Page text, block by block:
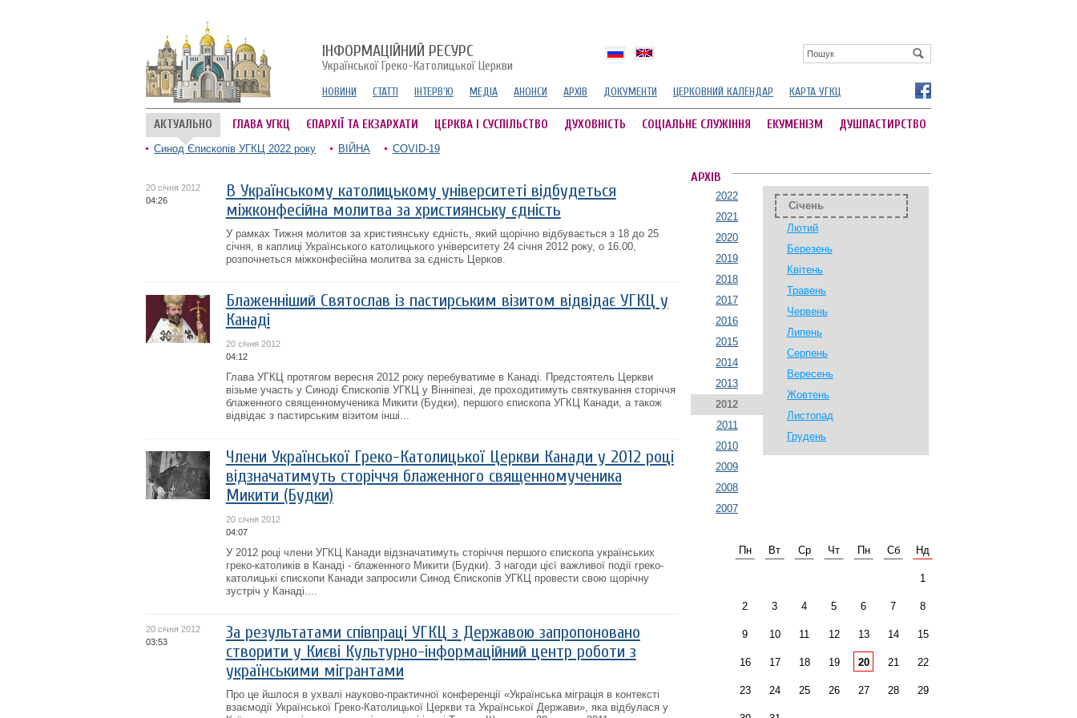
ІНФОРМАЦІЙНИЙ РЕСУРС
Української Греко-Католицької Церкви
НОВИНИ СТАТТІ ІНТЕРВ'Ю МЕДІА АНОНСИ АРХІВ ДОКУМЕНТИ ЦЕРКОВНИЙ КАЛЕНДАР КАРТА УГКЦ
АКТУАЛЬНО ГЛАВА УГКЦ ЄПАРХІЇ ТА ЕКЗАРХАТИ ЦЕРКВА І СУСПІЛЬСТВО ДУХОВНІСТЬ СОЦІАЛЬНЕ СЛУЖІННЯ ЕКУМЕНІЗМ ДУШПАСТИРСТВО
Синод Єпископів УГКЦ 2022 року ВІЙНА COVID-19
20 січня 2012
04:26
В Українському католицькому університеті відбудеться
міжконфесійна молитва за християнську єдність
У рамках Тижня молитов за християнську єдність, який щорічно відбувається з 18 до 25
січня, в каплиці Українського католицького університету 24 січня 2012 року, о 16.00,
розпочнеться міжконфесійна молитва за єдність Церков.
Блаженніший Святослав із пастирським візитом відвідає УГКЦ у
Канаді
20 січня 2012
04:12
Глава УГКЦ протягом вересня 2012 року перебуватиме в Канаді. Предстоятель Церкви
візьме участь у Синоді Єпископів УГКЦ у Вінніпезі, де проходитимуть святкування сторіччя
блаженного священномученика Микити (Будки), першого єпископа УГКЦ Канади, а також
відвідає з пастирським візитом інші...
Члени Української Греко-Католицької Церкви Канади у 2012 році
відзначатимуть сторіччя блаженного священномученика
Микити (Будки)
20 січня 2012
04:07
У 2012 році члени УГКЦ Канади відзначатимуть сторіччя першого єпископа українських
греко-католиків в Канаді - блаженного Микити (Будки). З нагоди цієї важливої події греко-
католицькі єпископи Канади запросили Синод Єпископів УГКЦ провести свою щорічну
зустріч у Канаді....
20 січня 2012
03:53
За результатами співпраці УГКЦ з Державою запропоновано
створити у Києві Культурно-інформаційний центр роботи з
українськими мігрантами
Про це йшлося в ухвалі науково-практичної конференції «Українська міграція в контексті
взаємодії Української Греко-Католицької Церкви та Української Держави», яка відбулася у
АРХІВ
2022
2021
2020
2019
2018
2017
2016
2015
2014
2013
2012
2011
2010
2009
2008
2007
Січень
Лютий
Березень
Квітень
Травень
Червень
Липень
Серпень
Вересень
Жовтень
Листопад
Грудень
Пн Вт Ср Чт Пн Сб Нд
1
2 3 4 5 6 7 8
9 10 11 12 13 14 15
16 17 18 19 20 21 22
23 24 25 26 27 28 29